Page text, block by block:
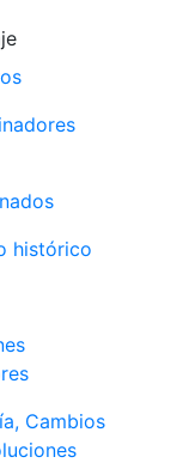
histórico
Cambios